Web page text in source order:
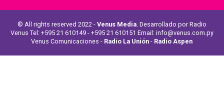
© All rights reserved 2022 - Venus Media. Desarrollado por Radio
Venus Tel: +595 21 610149 - +595 21 610151 Email: info@venus.com.py
Venus Comunicaciones - Radio La Unión - Radio Aspen